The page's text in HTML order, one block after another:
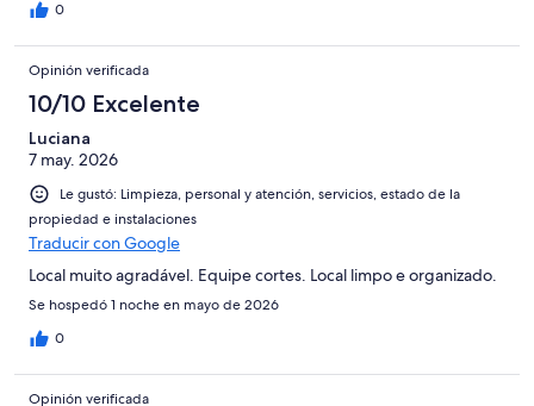
0
Opinión verificada
10/10 Excelente
Luciana
7 may. 2026
Le gustó: Limpieza, personal y atención, servicios, estado de la
propiedad e instalaciones
Traducir con Google
Local muito agradável. Equipe cortes. Local limpo e organizado.
Se hospedó 1 noche en mayo de 2026
0
Opinión verificada